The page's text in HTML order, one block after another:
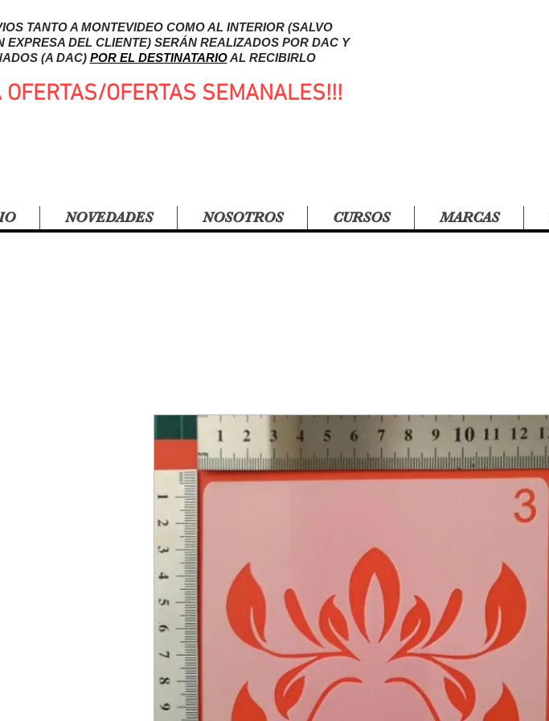
TANTO A MONTEVIDEO COMO AL INTERIOR (SALVO
EXPRESA DEL CLIENTE) SERÁN REALIZADOS POR DAC Y
(A DAC) POR EL DESTINATARIOAL RECIBIRLO
OFERTAS/OFERTAS SEMANALES!!!
NOVEDADES NOSOTROS CURSOS MARCAS